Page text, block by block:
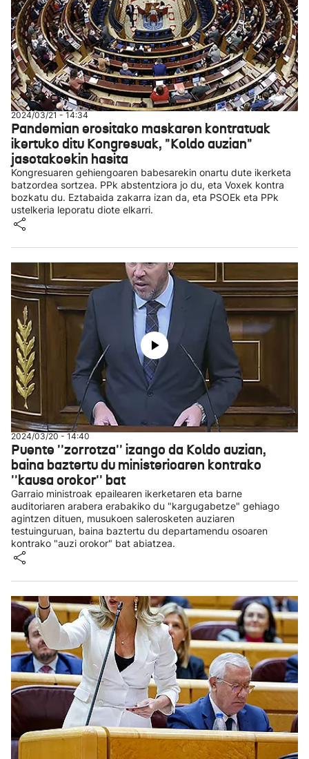
2024/03/21 - 14:34
Pandemian erositako maskaren kontratuak
ikertuko ditu Kongresuak, "Koldo auzian"
jasotakoekin hasita
Kongresuaren gehiengoaren babesarekin onartu dute ikerketa
batzordea sortzea. PPk abstentziora jo du, eta Voxek kontra
bozkatu du. Eztabaida zakarra izan da, eta PSOEk eta PPk
ustelkeria leporatu diote elkarri.
2024/03/20 - 14:40
Puente ''zorrotza'' izango da Koldo auzian,
baina baztertu du ministerioaren kontrako
''kausa orokor'' bat
Garraio ministroak epailearen ikerketaren eta barne
auditoriaren arabera erabakiko du "kargugabetze" gehiago
agintzen dituen, musukoen salerosketen auziaren
testuinguruan, baina baztertu du departamendu osoaren
kontrako "auzi orokor" bat abiatzea.